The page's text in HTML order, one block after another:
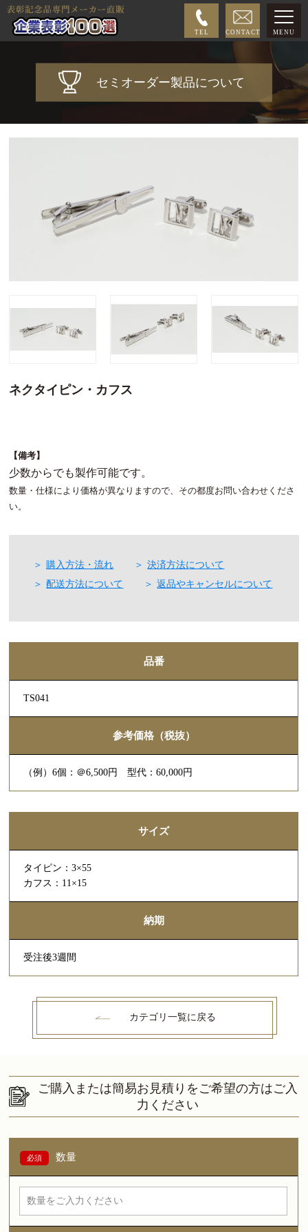
TEL CONTACT MENU
セミオーダー製品について
ネクタイピン・カフス
【備考】
少数からでも製作可能です。
数量・仕様により価格が異なりますので、その都度お問い合わせくださ
い。
購入方法・流れ
決済方法について
配送方法について
返品やキャンセルについて
品番
TS041
参考価格（税抜）
（例）6個：＠6,500円 型代：60,000円
サイズ
タイピン：3×55
カフス：11×15
納期
受注後3週間
カテゴリ一覧に戻る
ご購入または簡易お見積りをご希望の方はご入
力ください
数量